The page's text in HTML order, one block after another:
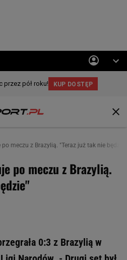
meczu z Brazylią. "Teraz już tak nie będzie"
po meczu z Brazylią.
0:3 z Brazylią w